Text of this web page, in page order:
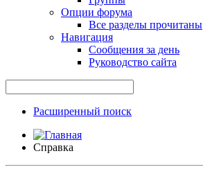
Опции форума
Все разделы прочитаны
Навигация
Сообщения за день
Руководство сайта
Расширенный поиск
Справка